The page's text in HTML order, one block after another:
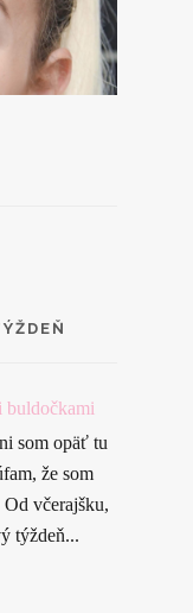
buldočkami
som opäť tu
že som
včerajšku,
týždeň...